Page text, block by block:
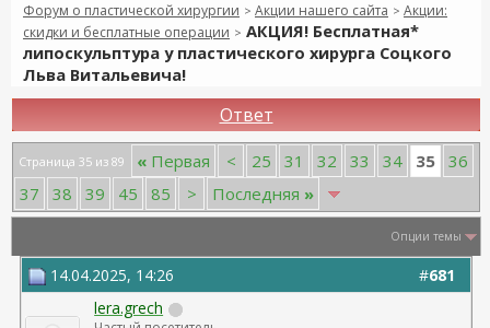
Форум о пластической хирургии > Акции нашего сайта > Акции:
скидки и бесплатные операции > АКЦИЯ! Бесплатная*
липоскульптура у пластического хирурга Соцкого
Льва Витальевича!
Ответ
Страница 35 из 89 « Первая < 25 31 32 33 34 35 36
37
38 39 45 85 > Последняя »
Опции темы
#681
14.04.2025, 14:26
lera.grech